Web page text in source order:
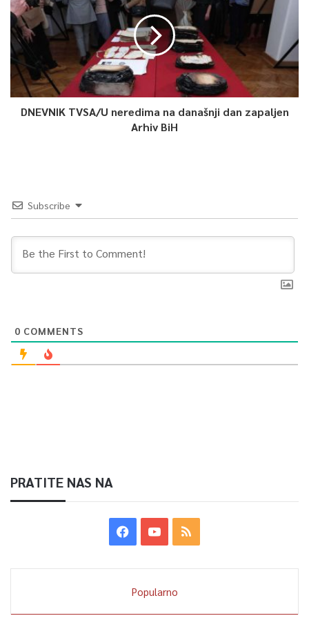
Prošle godine imali smo samo dva preminula donora, to je
premalo. Hrvatska ima 30 donora na million stanovnika i
godišnje imaju 90 donora, a mi dva. Moramo naći način da
povećamo broj transplantacija kako bi se usvojena inicijativa
realizirala – istakao je Tomislav Žuljević, predsjednik Udruženja
dijaliziranih i transplantiranih pacijenata FBiH.
Čitav razgovor poslušajte u videu.
DNEVNIK TVSA/U neredima na današnji dan zapaljen
Arhiv BiH
Subscribe
0 COMMENTS
PRATITE NAS NA
Popularno